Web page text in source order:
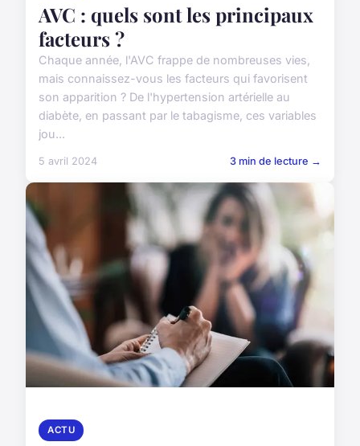
AVC : quels sont les principaux
facteurs ?
Chaque année, l'AVC frappe de nombreuses vies,
mais connaissez-vous les facteurs qui favorisent
son apparition ? De l'hypertension artérielle au
diabète, en passant par le tabagisme, ces variables
jou...
5 avril 2024 3 min de lecture →
ACTU